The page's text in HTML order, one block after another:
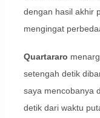
dengan hasil akhir
mengingat
Quartararo
setengah detik
saya mencobanya
detik dari waktu